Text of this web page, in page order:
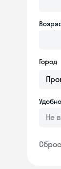
Город
Не